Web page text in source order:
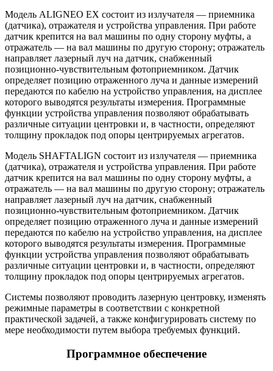
Модель ALIGNEO EX состоит из излучателя — приемника
(датчика), отражателя и устройства управления. При работе
датчик крепится на вал машины по одну сторону муфты, а
отражатель — на вал машины по другую сторону; отражатель
направляет лазерный луч на датчик, снабженный
позиционно-чувствительным фотоприемником. Датчик
определяет позицию отраженного луча и данные измерений
передаются по кабелю на устройство управления, на дисплее
которого выводятся результаты измерения. Программные
функции устройства управления позволяют обрабатывать
различные ситуации центровки и, в частности, определяют
толщину прокладок под опоры центрируемых агрегатов.
Модель SHAFTALIGN состоит из излучателя — приемника
(датчика), отражателя и устройства управления. При работе
датчик крепится на вал машины по одну сторону муфты, а
отражатель — на вал машины по другую сторону; отражатель
направляет лазерный луч на датчик, снабженный
позиционно-чувствительным фотоприемником. Датчик
определяет позицию отраженного луча и данные измерений
передаются по кабелю на устройство управления, на дисплее
которого выводятся результаты измерения. Программные
функции устройства управления позволяют обрабатывать
различные ситуации центровки и, в частности, определяют
толщину прокладок под опоры центрируемых агрегатов.
Системы позволяют проводить лазерную центровку, изменять
режимные параметры в соответствии с конкретной
практической задачей, а также конфигурировать систему по
мере необходимости путем выбора требуемых функций.
Программное обеспечение